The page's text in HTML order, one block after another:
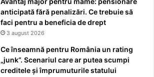
anticipată fără penalizări. Ce trebuie să
faci pentru a beneficia de drept
3 august 2026
Ce înseamnă pentru România un rating
„junk”. Scenariul care ar putea scumpi
creditele și împrumuturile statului